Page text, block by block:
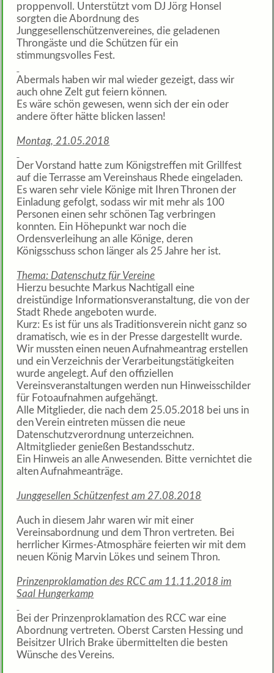
proppenvoll. Unterstützt vom DJ Jörg Honsel
sorgten die Abordnung des
Junggesellenschützenvereines, die geladenen
Throngäste und die Schützen für ein
stimmungsvolles Fest.
Abermals haben wir mal wieder gezeigt, dass wir
auch ohne Zelt gut feiern können.
Es wäre schön gewesen, wenn sich der ein oder
andere öfter hätte blicken lassen!
Montag, 21.05.2018
Der Vorstand hatte zum Königstreffen mit Grillfest
auf die Terrasse am Vereinshaus Rhede eingeladen.
Es waren sehr viele Könige mit Ihren Thronen der
Einladung gefolgt, sodass wir mit mehr als 100
Personen einen sehr schönen Tag verbringen
konnten. Ein Höhepunkt war noch die
Ordensverleihung an alle Könige, deren
Königsschuss schon länger als 25 Jahre her ist.
Thema: Datenschutz für Vereine
Hierzu besuchte Markus Nachtigall eine
dreistündige Informationsveranstaltung, die von der
Stadt Rhede angeboten wurde.
Kurz: Es ist für uns als Traditionsverein nicht ganz so
dramatisch, wie es in der Presse dargestellt wurde.
Wir mussten einen neuen Aufnahmeantrag erstellen
und ein Verzeichnis der Verarbeitungstätigkeiten
wurde angelegt. Auf den offiziellen
Vereinsveranstaltungen werden nun Hinweisschilder
für Fotoaufnahmen aufgehängt.
Alle Mitglieder, die nach dem 25.05.2018 bei uns in
den Verein eintreten müssen die neue
Datenschutzverordnung unterzeichnen.
Altmitglieder genießen Bestandsschutz.
Ein Hinweis an alle Anwesenden. Bitte vernichtet die
alten Aufnahmeanträge.
Junggesellen Schützenfest am 27.08.2018
Auch in diesem Jahr waren wir mit einer
Vereinsabordnung und dem Thron vertreten. Bei
herrlicher Kirmes-Atmosphäre feierten wir mit dem
neuen König Marvin Lökes und seinem Thron.
Prinzenproklamation des RCC am 11.11.2018 im
Saal Hungerkamp
Bei der Prinzenproklamation des RCC war eine
Abordnung vertreten. Oberst Carsten Hessing und
Beisitzer Ulrich Brake übermittelten die besten
Wünsche des Vereins.